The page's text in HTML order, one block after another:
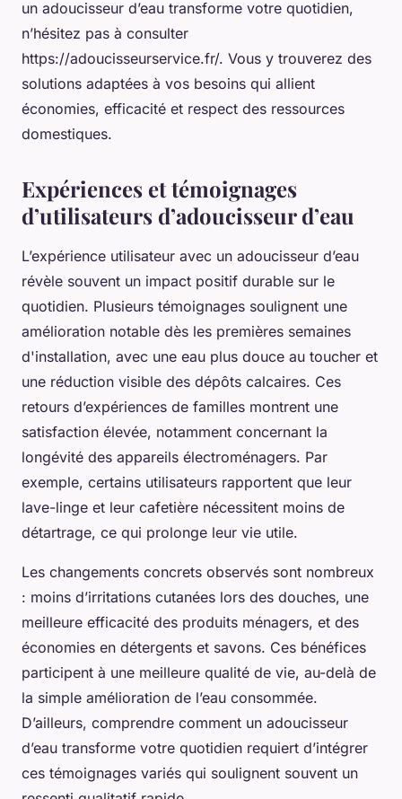
un adoucisseur d’eau transforme votre quotidien,
n’hésitez pas à consulter
https://adoucisseurservice.fr/. Vous y trouverez des
solutions adaptées à vos besoins qui allient
économies, efficacité et respect des ressources
domestiques.
Expériences et témoignages
d’utilisateurs d’adoucisseur d’eau
L’expérience utilisateur avec un adoucisseur d’eau
révèle souvent un impact positif durable sur le
quotidien. Plusieurs témoignages soulignent une
amélioration notable dès les premières semaines
d'installation, avec une eau plus douce au toucher et
une réduction visible des dépôts calcaires. Ces
retours d’expériences de familles montrent une
satisfaction élevée, notamment concernant la
longévité des appareils électroménagers. Par
exemple, certains utilisateurs rapportent que leur
lave-linge et leur cafetière nécessitent moins de
détartrage, ce qui prolonge leur vie utile.
Les changements concrets observés sont nombreux
: moins d’irritations cutanées lors des douches, une
meilleure efficacité des produits ménagers, et des
économies en détergents et savons. Ces bénéfices
participent à une meilleure qualité de vie, au-delà de
la simple amélioration de l’eau consommée.
D’ailleurs, comprendre comment un adoucisseur
d’eau transforme votre quotidien requiert d’intégrer
ces témoignages variés qui soulignent souvent un